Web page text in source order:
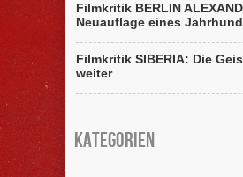
Filmkritik BERLIN
Neuauflage eines
Filmkritik SIBERIA: Die
weiter
Kategorien